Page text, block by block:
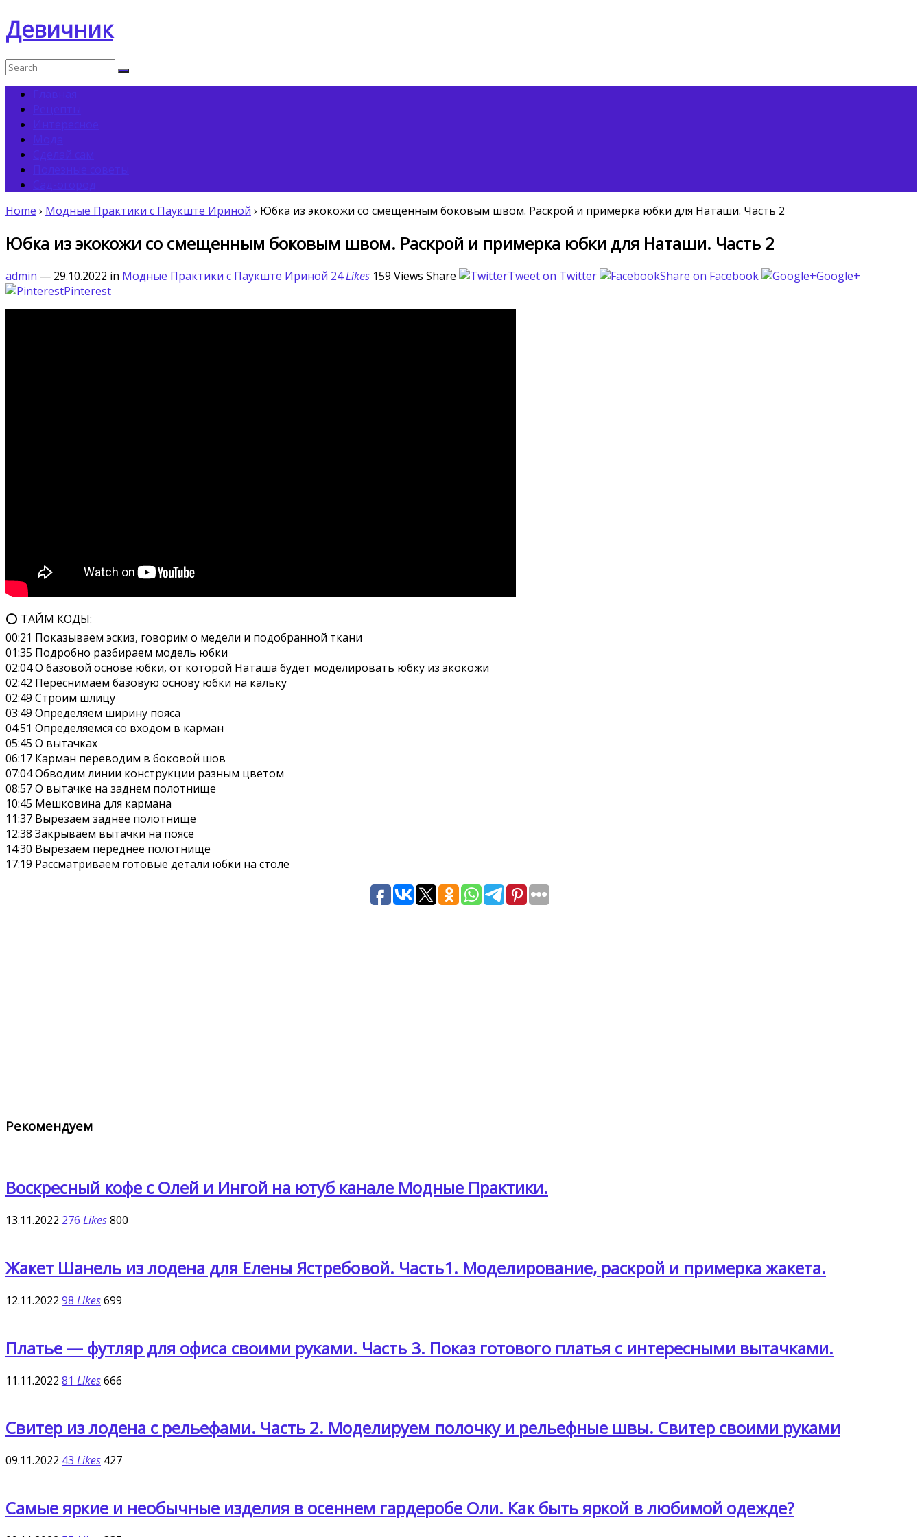
Девичник
Home › Модные Практики с Паукште Ириной › Юбка из экокожи со смещенным боковым швом. Раскрой и примерка юбки для Наташи. Часть 2
Юбка из экокожи со смещенным боковым швом. Раскрой и примерка юбки для Наташи. Часть 2
admin — 29.10.2022 in Модные Практики с Паукште Ириной 24Likes 159 Views Share Tweet on Twitter Share on Facebook
Google+
Pinterest
⭕ ТАЙМ КОДЫ:
00:21 Показываем эскиз, говорим о медели и подобранной ткани
01:35 Подробно разбираем модель юбки
02:04 О базовой основе юбки, от которой Наташа будет моделировать юбку из экокожи
02:42 Переснимаем базовую основу юбки на кальку
02:49 Строим шлицу
03:49 Определяем ширину пояса
04:51 Определяемся со входом в карман
05:45 О вытачках
06:17 Карман переводим в боковой шов
07:04 Обводим линии конструкции разным цветом
08:57 О вытачке на заднем полотнище
10:45 Мешковина для кармана
11:37 Вырезаем заднее полотнище
12:38 Закрываем вытачки на поясе
14:30 Вырезаем переднее полотнище
17:19 Рассматриваем готовые детали юбки на столе
Рекомендуем
Воскресный кофе с Олей и Ингой на ютуб канале Модные Практики.
13.11.2022 276 Likes800
Жакет Шанель из лодена для Елены Ястребовой. Часть1. Моделирование, раскрой и примерка жакета.
12.11.2022 98 Likes699
Платье — футляр для офиса своими руками. Часть 3. Показ готового платья с интересными вытачками.
11.11.2022 81 Likes666
Свитер из лодена с рельефами. Часть 2. Моделируем полочку и рельефные швы. Свитер своими руками
09.11.2022 43 Likes 427
Самые яркие и необычные изделия в осеннем гардеробе Оли. Как быть яркой в любимой одежде?